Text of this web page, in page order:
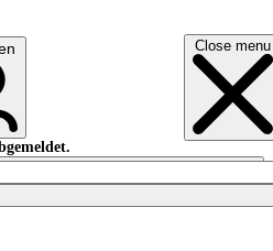
Close menu
Anmelden